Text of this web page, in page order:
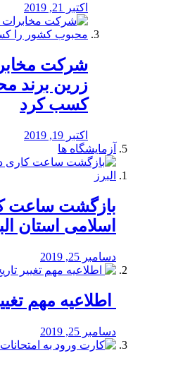
اکتبر 21, 2019
شرکت
زرین برند
کسب کرد
اکتبر 19, 2019
آزمایشگاه ها
بازگشت ساعت
اسلامی استان
دسامبر 25, 2019
اطلاعیه مهم
دسامبر 25, 2019